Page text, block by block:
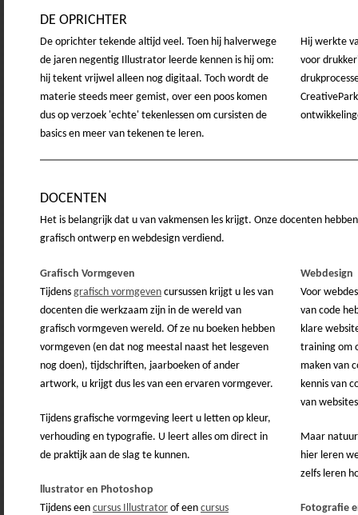
DE OPRICHTER
De oprichter tekende altijd veel. Toen hij halverwege
de jaren negentig Illustrator leerde kennen is hij om:
hij tekent vrijwel alleen nog digitaal. Toch wordt de
materie steeds meer gemist, over een poos komen
dus op verzoek 'echte' tekenlessen om cursisten de
basics en meer van tekenen te leren.
Hij werkte
voor
DOCENTEN
Het is belangrijk dat u van vakmensen les krijgt. Onze docenten
grafisch ontwerp en webdesign verdiend.
Grafisch Vormgeven
Tijdens grafisch vormgeven cursussen krijgt u les van
docenten die werkzaam zijn in de wereld van
grafisch vormgeven wereld. Of ze nu boeken hebben
vormgeven (en dat nog meestal naast het lesgeven
nog doen), tijdschriften, jaarboeken of ander
artwork, u krijgt dus les van een ervaren vormgever.
Tijdens grafische vormgeving leert u letten op kleur,
verhouding en typografie. U leert alles om direct in
de praktijk aan de slag te kunnen.
llustrator en Photoshop
Tijdens een cursus Illustrator of een cursus
Webdesign
Voor
van code
klare
training om
maken van
kennis van
van
Maar
hier leren
zelfs leren
Fotografie